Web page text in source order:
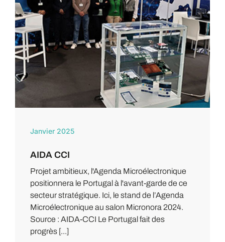
Janvier 2025
AIDA CCI
Projet ambitieux, l'Agenda Microélectronique
positionnera le Portugal à l'avant-garde de ce
secteur stratégique. Ici, le stand de l’Agenda
Microélectronique au salon Micronora 2024.
Source : AIDA-CCI Le Portugal fait des
progrès [...]